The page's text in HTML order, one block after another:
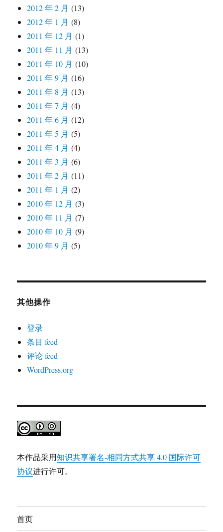
2012 年 2 月 (13)
2012 年 1 月 (8)
2011 年 12 月 (1)
2011 年 11 月 (13)
2011 年 10 月 (10)
2011 年 9 月 (16)
2011 年 8 月 (13)
2011 年 7 月 (4)
2011 年 6 月 (12)
2011 年 5 月 (5)
2011 年 4 月 (4)
2011 年 3 月 (6)
2011 年 2 月 (11)
2011 年 1 月 (2)
2010 年 12 月 (3)
2010 年 11 月 (7)
2010 年 10 月 (9)
2010 年 9 月 (5)
其他操作
登录
条目 feed
评论 feed
WordPress.org
本作品采用知识共享署名-相同方式共享 4.0 国际许可
协议进行许可。
首页